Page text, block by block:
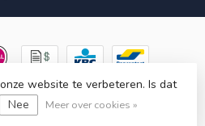
- Powered byLightspeed-
Dyvelopment
website te verbeteren. Is dat
Nee Meer over cookies »